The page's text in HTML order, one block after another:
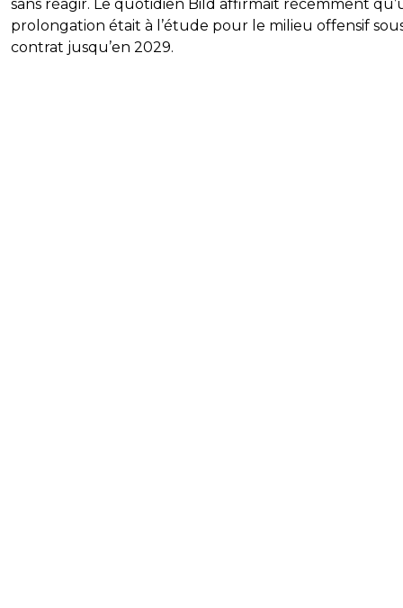
sans réagir. Le quotidien Bild affirmait récemment
prolongation était à l’étude pour le milieu offensif
contrat jusqu’en 2029.